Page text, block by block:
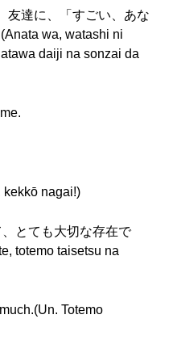
友達に、「すごい、あな
wa, watashi ni
daiji na sonzai da
kekkō nagai!)
とても大切な存在で
totemo taisetsu na
Totemo